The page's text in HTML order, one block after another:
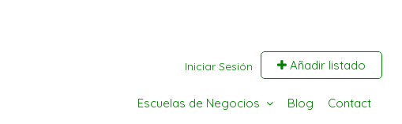
Iniciar Sesión Añadir listado
Escuelas de Negocios Blog Contact